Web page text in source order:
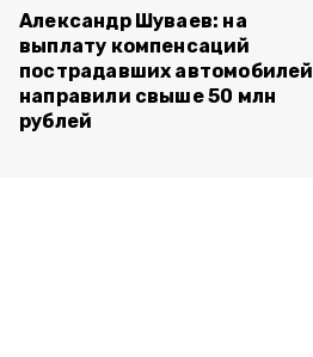
Александр Шуваев: на
выплату компенсаций
пострадавших автомобилей
направили свыше 50 млн
рублей